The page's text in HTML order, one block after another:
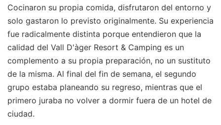
Cocinaron su propia comida, disfrutaron del entorno y
solo gastaron lo previsto originalmente. Su experiencia
fue radicalmente distinta porque entendieron que la
calidad del Vall D'àger Resort & Camping es un
complemento a su propia preparación, no un sustituto
de la misma. Al final del fin de semana, el segundo
grupo estaba planeando su regreso, mientras que el
primero juraba no volver a dormir fuera de un hotel de
ciudad.